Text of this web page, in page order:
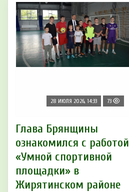
28 ИЮЛЯ 2026, 14:33 73
Глава Брянщины
ознакомился с работой
«Умной спортивной
площадки» в
Жирятинском районе